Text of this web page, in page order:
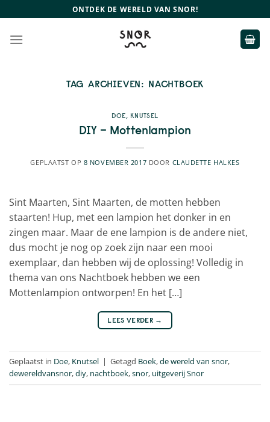
naar
inhoud
ONTDEK DE WERELD VAN SNOR!
TAG ARCHIEVEN: NACHTBOEK
DOE, KNUTSEL
DIY – Mottenlampion
GEPLAATST OP 8 NOVEMBER 2017 DOOR CLAUDETTE HALKES
Sint Maarten, Sint Maarten, de motten hebben
staarten! Hup, met een lampion het donker in en
zingen maar. Maar de ene lampion is de andere niet,
dus mocht je nog op zoek zijn naar een mooi
exemplaar, dan hebben wij de oplossing! Volledig in
thema van ons Nachtboek hebben we een
Mottenlampion ontworpen! En het […]
LEES VERDER →
Geplaatst in Doe, Knutsel | Getagd Boek,de wereld van snor,
dewereldvansnor,diy, nachtboek,snor, uitgeverij Snor